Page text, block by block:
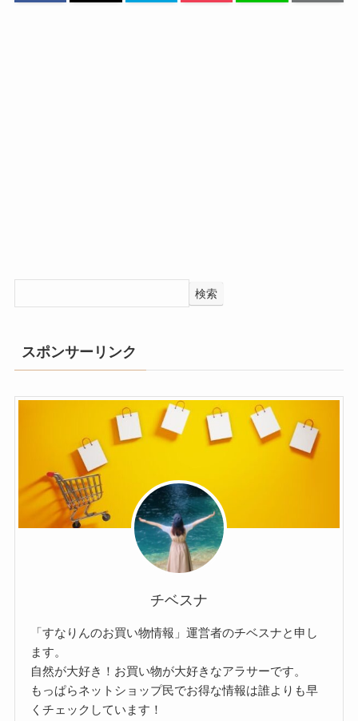
検索
スポンサーリンク
チベスナ
「すなりんのお買い物情報」運営者のチベスナと申し
ます。
自然が大好き！お買い物が大好きなアラサーです。
もっぱらネットショップ民でお得な情報は誰よりも早
くチェックしています！